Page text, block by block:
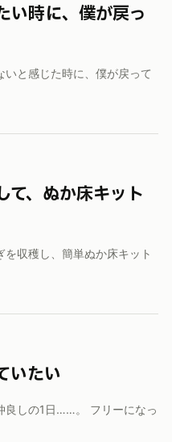
と感じた時に、僕が戻って
収穫し、簡単ぬか床キット
いたい
良しの1日……。 フリーになっ